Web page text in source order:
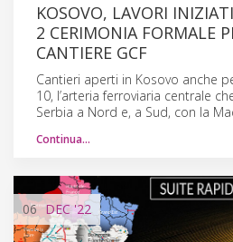
KOSOVO, LAVORI
2 CERIMONIA FORMALE
CANTIERE GCF
Cantieri aperti in Kosovo anche
10, l’arteria ferroviaria centrale
Serbia a Nord e, a Sud, con la
Continua…
06 DEC'22